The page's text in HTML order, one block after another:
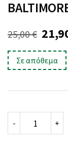
25,00€
price
was:
Σε απόθεμα
-
TAUPE
23.3x120
+